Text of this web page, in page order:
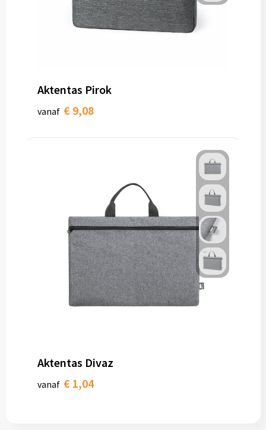
Aktentas Pirok
vanaf € 9,08
Aktentas Divaz
vanaf € 1,04